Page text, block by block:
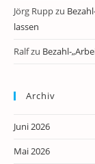
Jörg Ruppzu
lassen
Ralfzu Bezahl-
Archiv
Juni 2026
Mai 2026